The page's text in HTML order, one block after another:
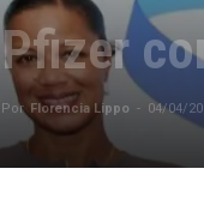
Pfizer
Por Florencia Lippo - 04/04/